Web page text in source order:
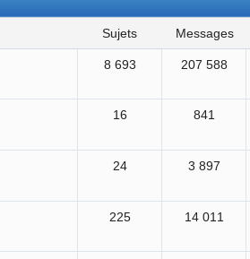
sujets messages
8 693 207 588
16 841
24 3 897
225 14 011